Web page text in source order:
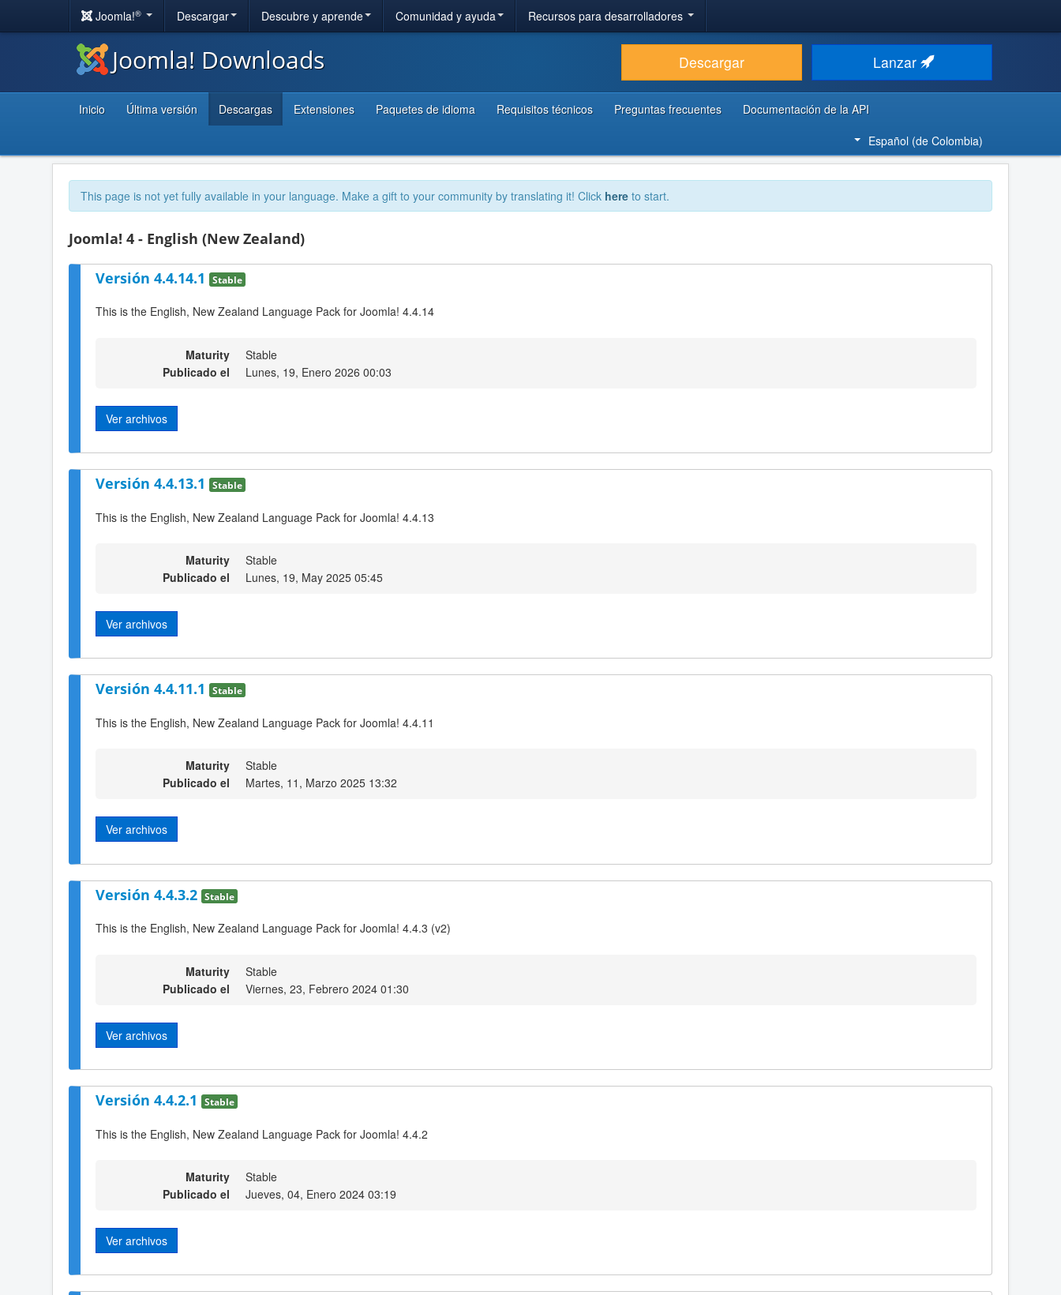
Joomla!® Descargar Descubre y aprende Comunidad y ayuda Recursos para desarrolladores
Joomla! Downloads Descargar Lanzar
Inicio Última versión Descargas Extensiones Paquetes de idioma Requisitos técnicos Preguntas frecuentes
Documentación de la API
Español (de Colombia)
This page is not yet fully available in your language. Make a gift to your community by translating it! Click here to start.
Joomla! 4 - English (New Zealand)
Versión 4.4.14.1 Stable
This is the English, New Zealand Language Pack for Joomla! 4.4.14
Maturity
Stable
Publicado el
Lunes, 19, Enero 2026 00:03
Ver archivos
Versión 4.4.13.1 Stable
This is the English, New Zealand Language Pack for Joomla! 4.4.13
Maturity
Stable
Publicado el
Lunes, 19, May 2025 05:45
Ver archivos
Versión 4.4.11.1 Stable
This is the English, New Zealand Language Pack for Joomla! 4.4.11
Maturity
Stable
Publicado el
Martes, 11, Marzo 2025 13:32
Ver archivos
Versión 4.4.3.2 Stable
This is the English, New Zealand Language Pack for Joomla! 4.4.3 (v2)
Maturity
Stable
Publicado el
Viernes, 23, Febrero 2024 01:30
Ver archivos
Versión 4.4.2.1 Stable
This is the English, New Zealand Language Pack for Joomla! 4.4.2
Maturity
Stable
Publicado el
Jueves, 04, Enero 2024 03:19
Ver archivos